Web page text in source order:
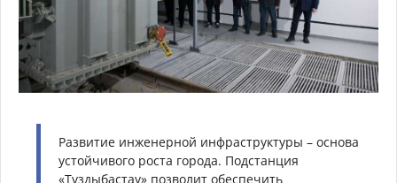
Развитие инженерной инфраструктуры – основа
устойчивого роста города. Подстанция
«Тұздыбастау» позволит обеспечить